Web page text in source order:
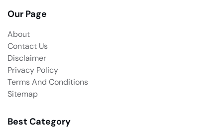
Our Page
About
Contact Us
Disclaimer
Privacy Policy
Terms And Conditions
Sitemap
Best Category